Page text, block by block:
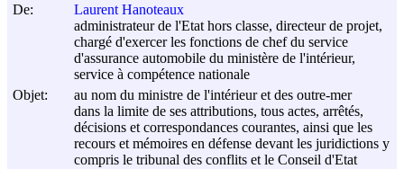
De:
Laurent Hanoteaux
administrateur de l'Etat hors classe, directeur de projet,
chargé d'exercer les fonctions de chef du service
d'assurance automobile du ministère de l'intérieur,
service à compétence nationale
Objet:
au nom du ministre de l'intérieur et des outre-mer
dans la limite de ses attributions, tous actes, arrêtés,
décisions et correspondances courantes, ainsi que les
recours et mémoires en défense devant les juridictions y
compris le tribunal des conflits et le Conseil d'Etat